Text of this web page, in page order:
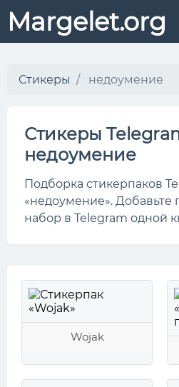
Margelet.org
Стикеры недоумение
Стикеры
недоумение
Подборка стикерпаков
«недоумение».
набор в Telegram одной
Wojak